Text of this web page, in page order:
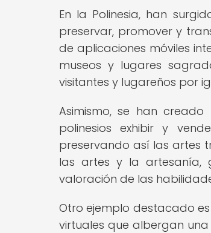
En la Polinesia, han
preservar, promover y
de aplicaciones móviles
museos y lugares
visitantes y lugareños por
Asimismo, se han
polinesios exhibir y
preservando así las artes
las artes y la artesanía,
valoración de las
Otro ejemplo destacado
virtuales que albergan